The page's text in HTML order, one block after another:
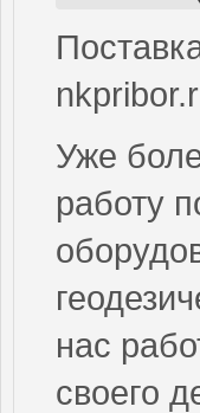
Уже
работу
нас
своего